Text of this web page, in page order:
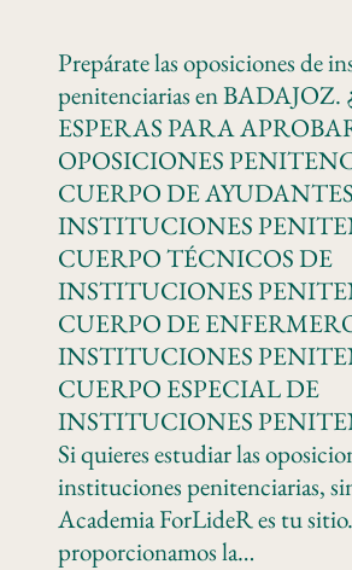
Prepárate las oposiciones de
penitenciarias en BADAJOZ.
ESPERAS PARA
OPOSICIONES
CUERPO DE
INSTITUCIONES
CUERPO TÉCNICOS DE
INSTITUCIONES
CUERPO DE
INSTITUCIONES
CUERPO ESPECIAL DE
INSTITUCIONES
Si quieres estudiar las
instituciones penitenciarias,
Academia ForLideR es tu
proporcionamos la…